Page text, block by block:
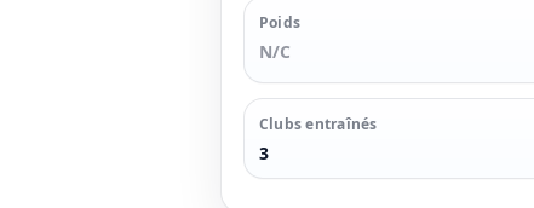
Poids
N/C
Clubs entraînés
3